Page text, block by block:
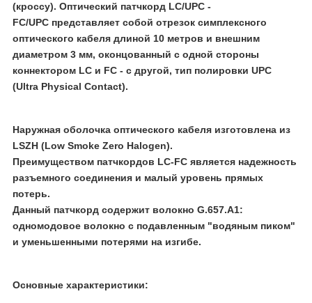
(кроссу). Оптический патчкорд LC/UPC -
FC/UPC представляет собой отрезок симплексного
оптического кабеля длиной 10 метров и внешним
диаметром 3 мм, оконцованный с одной стороны
коннектором LC и FC - с другой, тип полировки UPC
(Ultra Physical Contact).
Наружная оболочка оптического кабеля изготовлена из
LSZH (Low Smoke Zero Halogen).
Преимуществом патчкордов LC-FC является надежность
разъемного соединения и малый уровень прямых
потерь.
Данный патчкорд содержит волокно G.657.А1:
одномодовое волокно с подавленным "водяным пиком"
и уменьшенными потерями на изгибе.
Основные характеристики: